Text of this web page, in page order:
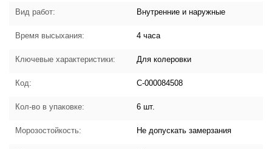
Вид работ: Внутренние и наружные
Время высыхания: 4 часа
Ключевые характеристики: Для колеровки
Код: С-000084508
Кол-во в упаковке: 6 шт.
Морозостойкость: Не допускать замерзания